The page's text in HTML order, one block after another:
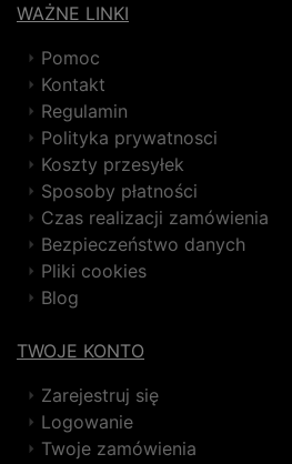
WAŻNE LINKI
Pomoc
Kontakt
Regulamin
Polityka prywatnosci
Koszty przesyłek
Sposoby płatności
Czas realizacji zamówienia
Bezpieczeństwo danych
Pliki cookies
Blog
TWOJE KONTO
Zarejestruj się
Logowanie
Twoje zamówienia